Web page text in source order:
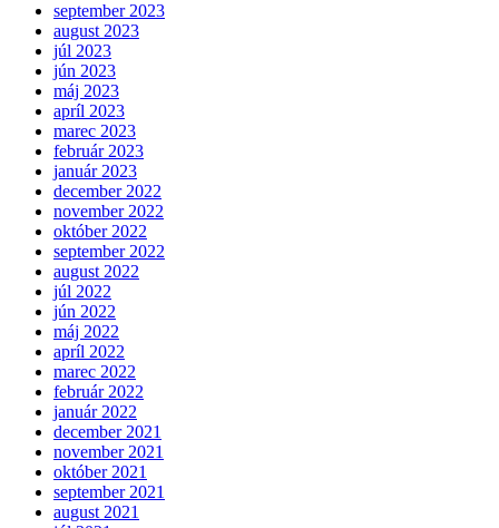
september 2023
august 2023
júl 2023
jún 2023
máj 2023
apríl 2023
marec 2023
február 2023
január 2023
december 2022
november 2022
október 2022
september 2022
august 2022
júl 2022
jún 2022
máj 2022
apríl 2022
marec 2022
február 2022
január 2022
december 2021
november 2021
október 2021
september 2021
august 2021